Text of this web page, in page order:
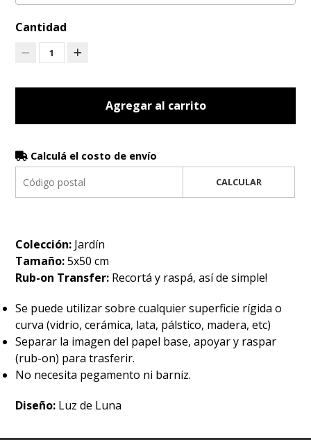
Cantidad
1
Agregar al carrito
Calculá el costo de envío
CALCULAR
Colección: Jardín
Tamaño:5x50 cm
Rub-on Transfer: Recortá y raspá, así de simple!
Se puede utilizar sobre cualquier superficie rígida o
curva (vidrio, cerámica, lata, pálstico, madera, etc)
Separar la imagen del papel base, apoyar y raspar
(rub-on) para trasferir.
No necesita pegamento ni barniz.
Diseño: Luz de Luna